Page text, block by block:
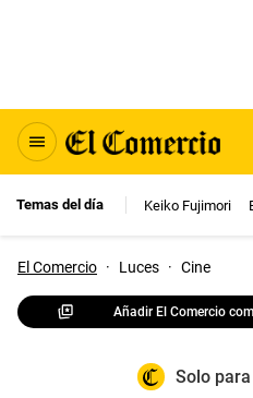
Temas del día Keiko Fujimori
El Comercio · Luces · Cine
Añadir El Comercio
Solo